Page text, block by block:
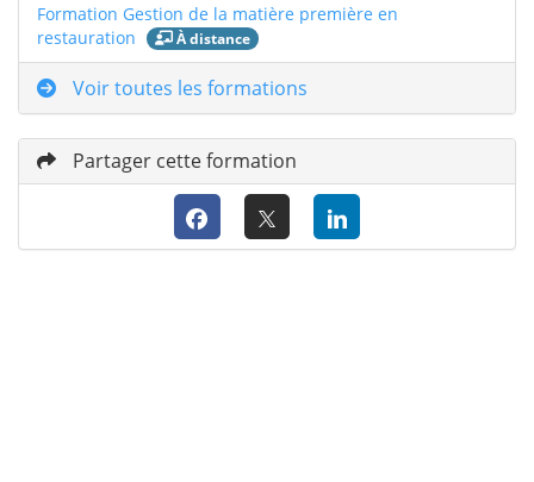
Formation Gestion de la matière première en
restauration
À distance
Voir toutes les formations
Partager cette formation